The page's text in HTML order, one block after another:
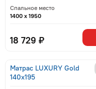
Спальное место
1400 x 1950
18 729 ₽
Матрас LUXURY Gold
140x195